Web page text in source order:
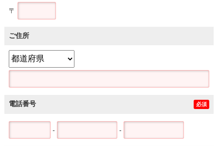
〒
ご住所
電話番号 必須
- -